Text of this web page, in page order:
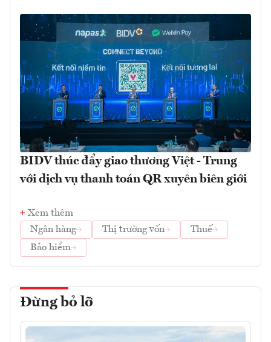
BIDV thúc đẩy giao thương Việt - Trung
với dịch vụ thanh toán QR xuyên biên giới
Xem thêm
Ngân hàng
Thị trường vốn
Thuế
Bảo hiểm
Đừng bỏ lỡ